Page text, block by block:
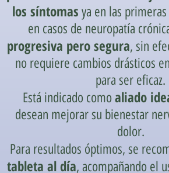
los síntomas ya en las
en casos de neuropatía
progresiva pero segura, sin
no requiere cambios drásticos
para ser eficaz.
Está indicado comoaliado
desean mejorar su bienestar
dolor.
Para resultados óptimos, se
tableta al día, acompañando el